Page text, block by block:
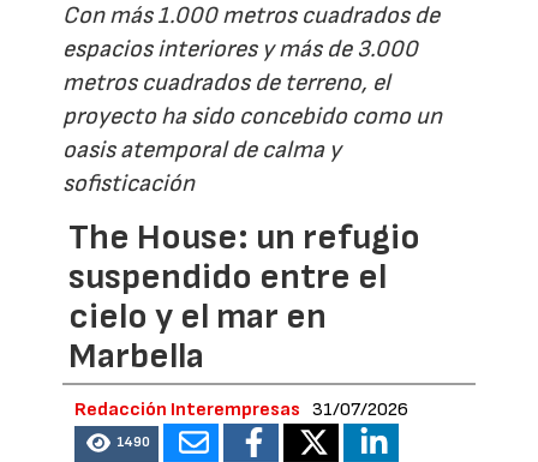
Con más 1.000 metros cuadrados de
espacios interiores y más de 3.000
metros cuadrados de terreno, el
proyecto ha sido concebido como un
oasis atemporal de calma y
sofisticación
The House: un refugio
suspendido entre el
cielo y el mar en
Marbella
Redacción Interempresas 31/07/2026
1490